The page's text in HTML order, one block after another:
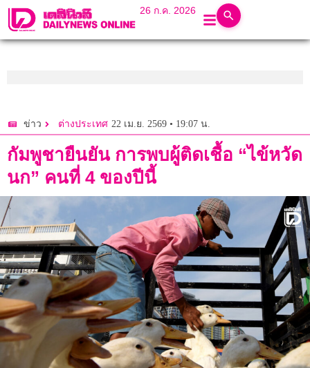
26 ก.ค. 2026
ข่าว ต่างประเทศ 22 เม.ย. 2569 • 19:07 น.
กัมพูชายืนยัน การพบผู้ติดเชื้อ “ไข้หวัด
นก” คนที่ 4 ของปีนี้